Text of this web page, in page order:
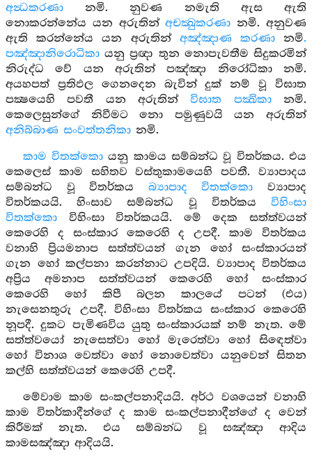
අන්‍ධකරණා නමි. නුවණ නමැති ඇස ඇති
නොකරන්නේය යන අරුතින්අචක්‍ඛුකරණා නමි. අනුවණ
ඇති කරන්නේය යන අරුතින් අඤ්ඤාණ කරණානමි.
පඤ්ඤානිරොධිකා යනු ප්‍රඥා තුන නොපැවතීම සිදුකරමින්
නිරුද්ධ වේ යන අරුතින් පඤ්ඤා නිරෝධිකා නමි.
අයහපත් ප්‍රතිඵල ගෙනදෙන බැවින් දුක් නම් වූ විඝාත
පක්‍ෂයෙහි පවතී යන අරුතින්විඝාත පක්‍ඛිකානමි.
කෙලෙසුන්ගේ නිවීමට නො පමුණුවයි යන අරුතින්
අනිබ්බාණ සංවත්තනිකා නමි.
කාම විතක්කොයනු කාමය සම්බන්ධ වූ විතර්කය. එය
කෙලෙස් කාම සහිතව වස්තුකාමයෙහි පවතී. ව්‍යාපාදය
සම්බන්ධ වූ විතර්කය බ්‍යාපාද විතක්කො ව්‍යාපාද
විතර්කයයි. හිංසාව සම්බන්ධ වූ විතර්කය විහිංසා
විතක්කො විහිංසා විතර්කයයි. මේ දෙක සත්ත්වයන්
කෙරෙහි ද සංස්කාර කෙරෙහි ද උපදී. කාම විතර්කය
වනාහි ප්‍රියමනාප සත්ත්වයන් ගැන හෝ සංස්කාරයන්
ගැන හෝ කල්පනා කරන්නාට උපදියි. ව්‍යාපාද විතර්කය
අප්‍රිය අමනාප සත්ත්වයන් කෙරෙහි හෝ සංස්කාර
කෙරෙහි හෝ කිපී බලන කාලයේ පටන් (එය)
නැසෙනතුරු උපදී. විහිංසා විතර්කය සංස්කාර කෙරෙහි
නූපදී. දුකට පැමිණවිය යුතු සංස්කාරයක් නම් නැත. මේ
සත්ත්වයෝ නැසෙත්වා හෝ මැරෙත්වා හෝ සිඳෙත්වා
හෝ විනාශ වෙත්වා හෝ නොවෙත්වා යනුවෙන් සිතන
කල්හි සත්ත්වයන් කෙරෙහි උපදී.
මේවාම කාම සංකල්පනාදියයි. අර්ථ වශයෙන් වනාහි
කාම විතර්කාදීන්ගේ ද කාම සංකල්පනාදීන්ගේ ද වෙන්
කිරීමක් නැත. එය සම්බන්ධ වූ සඤ්ඤා ආදිය
කාමසඤ්ඤා ආදියයි.